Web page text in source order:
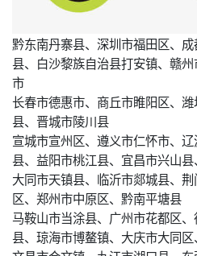
黔东南丹寨县、深圳市福田区、
县、白沙黎族自治县打安镇、赣
市
长春市德惠市、商丘市睢阳区、
县、晋城市陵川县
宣城市宣州区、遵义市仁怀市、
县、益阳市桃江县、宜昌市兴山
大同市天镇县、临沂市郯城县、
区、郑州市中原区、黔南平塘县
马鞍山市当涂县、广州市花都区
县、琼海市博鳌镇、大庆市大同